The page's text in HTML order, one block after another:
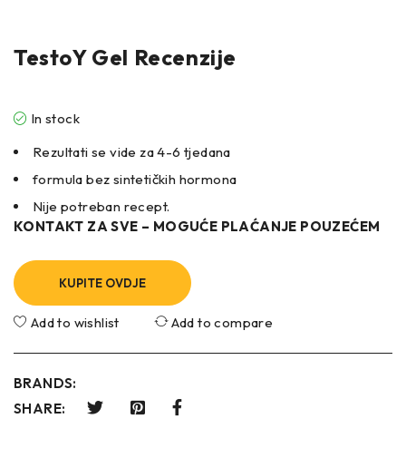
TestoY Gel Recenzije
In stock
Rezultati se vide za 4-6 tjedana
formula bez sintetičkih hormona
Nije potreban recept.
KONTAKT ZA SVE – MOGUĆE PLAĆANJE POUZEĆEM
KUPITE OVDJE
Add to wishlist Add to compare
BRANDS:
SHARE: